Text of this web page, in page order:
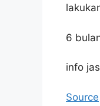
6
info
Source